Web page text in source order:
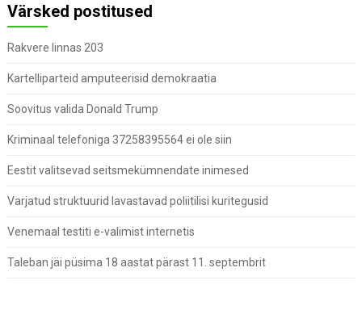
Värsked postitused
Rakvere linnas 203
Kartelliparteid amputeerisid demokraatia
Soovitus valida Donald Trump
Kriminaal telefoniga 37258395564 ei ole siin
Eestit valitsevad seitsmekümnendate inimesed
Varjatud struktuurid lavastavad poliitilisi kuritegusid
Venemaal testiti e-valimist internetis
Taleban jäi püsima 18 aastat pärast 11. septembrit